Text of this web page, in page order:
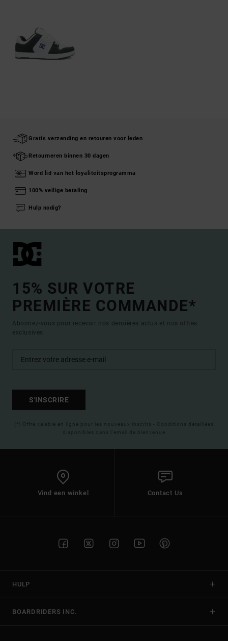
Gratis verzending en retouren voor leden
Retourneren binnen 30 dagen
Word lid van het loyaliteitsprogramma
100% veilige betaling
Hulp nodig?
15% SUR VOTRE
PREMIÈRE COMMANDE*
Abonnez-vous pour recevoir nos dernières actus et nos offres
exclusives.
S'INSCRIRE
(*) Offre valable en ligne pour les nouveaux inscrits - Conditions détaillées
disponibles dans l'email de bienvenue
Vind een winkel Contact Us
HULP
BOARDRIDERS INC.